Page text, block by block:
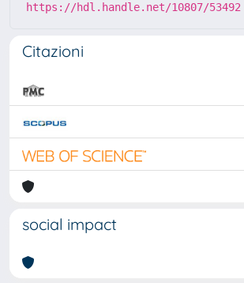
https://hdl.handle.net/10807/53492
Citazioni
social impact